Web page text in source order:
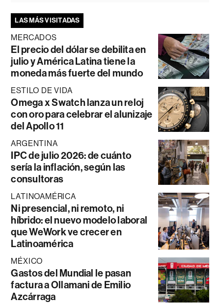
LAS MÁS VISITADAS
MERCADOS
El precio del dólar se debilita en
julio y América Latina tiene la
moneda más fuerte del mundo
ESTILO DE VIDA
Omega x Swatch lanza un reloj
con oro para celebrar el alunizaje
del Apollo 11
ARGENTINA
IPC de julio 2026: de cuánto
sería la inflación, según las
consultoras
LATINOAMÉRICA
Ni presencial, ni remoto, ni
híbrido: el nuevo modelo laboral
que WeWork ve crecer en
Latinoamérica
MÉXICO
Gastos del Mundial le pasan
factura a Ollamani de Emilio
Azcárraga